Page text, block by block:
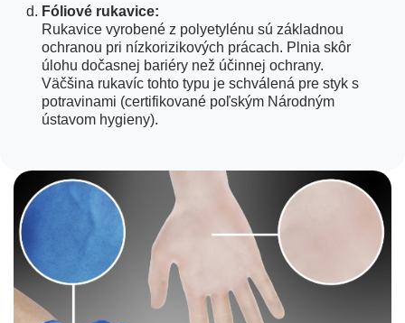
Fóliové rukavice:
Rukavice vyrobené z polyetylénu sú základnou
ochranou pri nízkorizikových prácach. Plnia skôr
úlohu dočasnej bariéry než účinnej ochrany.
Väčšina rukavíc tohto typu je schválená pre styk s
potravinami (certifikované poľským Národným
ústavom hygieny).